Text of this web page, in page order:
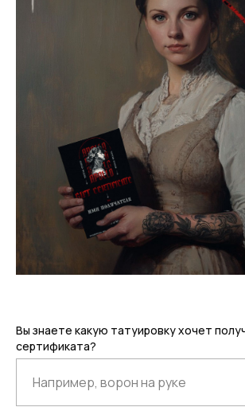
Вы знаете какую татуировку хочет
сертификата?